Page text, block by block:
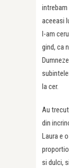
intrebam
aceeasi
I-am
gind, ca
la cer.
Au
din
Laura e
si dulci,